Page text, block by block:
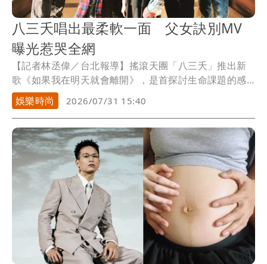
八三夭唱出最柔軟一面 父女訣別MV
曝光惹哭全網
【記者林丞偉／台北報導】搖滾天團「八三夭」推出新
歌《如果我在明天就會離開》，是首探討生命課題的感
人單曲，也是一場藏著線索的告別旅程。MV邀請到樂團
四分衛主唱陳如山和主演電影《左撇子女孩》的葉子
綺，攜手演繹一場跨越離別的父女旅程，八三夭看到劇
情就很有感覺，表示：「看到這個劇本會覺得更要珍惜
和家人的相處。」
娛樂時尚 2026/07/31 15:40